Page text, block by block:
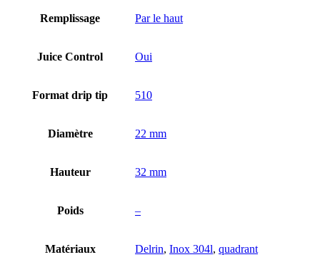
Remplissage Par le haut
Juice Control Oui
Format drip tip 510
Diamètre 22 mm
Hauteur 32 mm
Poids –
Matériaux Delrin, Inox 304l, quadrant